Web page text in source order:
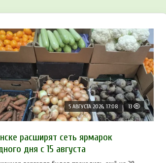
5 АВГУСТА 2026, 17:08 13
расширят сеть ярмарок
дня с 15 августа